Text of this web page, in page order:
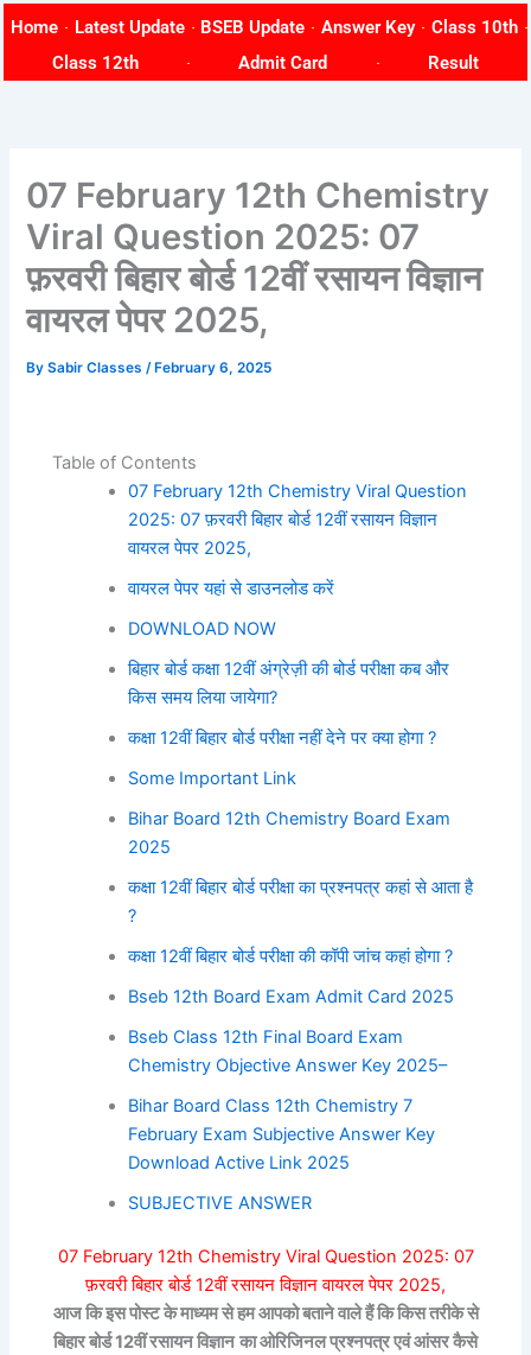
content
Home Latest Update BSEB Update Answer Key
Class 10th
Class 12th
Admit Card Result
07 February 12th Chemistry
Viral Question 2025: 07
फ़रवरी बिहार बोर्ड 12वीं रसायन विज्ञान
वायरल पेपर 2025,
BySabir Classes/ February 6, 2025
Table of Contents
07 February 12th Chemistry Viral Question
2025: 07 फ़रवरी बिहार बोर्ड 12वीं रसायन विज्ञान
वायरल पेपर 2025,
वायरल पेपर यहां से डाउनलोड करें
DOWNLOAD NOW
बिहार बोर्ड कक्षा 12वीं अंग्रेज़ी की बोर्ड परीक्षा कब और
किस समय लिया जायेगा?
कक्षा 12वीं बिहार बोर्ड परीक्षा नहीं देने पर क्या होगा ?
Some Important Link
Bihar Board 12th Chemistry Board Exam
2025
कक्षा 12वीं बिहार बोर्ड परीक्षा का प्रश्नपत्र कहां से आता है
?
कक्षा 12वीं बिहार बोर्ड परीक्षा की कॉपी जांच कहां होगा ?
Bseb 12th Board Exam Admit Card 2025
Bseb Class 12th Final Board Exam
Chemistry Objective Answer Key 2025–
Bihar Board Class 12th Chemistry 7
February Exam Subjective Answer Key
Download Active Link 2025
SUBJECTIVE ANSWER
07 February 12th Chemistry Viral Question 2025: 07
फ़रवरी बिहार बोर्ड 12वीं रसायन विज्ञान वायरल पेपर 2025,
आज कि इस पोस्ट के माध्यम से हम आपको बताने वाले हैं कि किस तरीके से
बिहार बोर्ड 12वीं रसायन विज्ञान का ओरिजिनल प्रश्नपत्र एवं आंसर कैसे